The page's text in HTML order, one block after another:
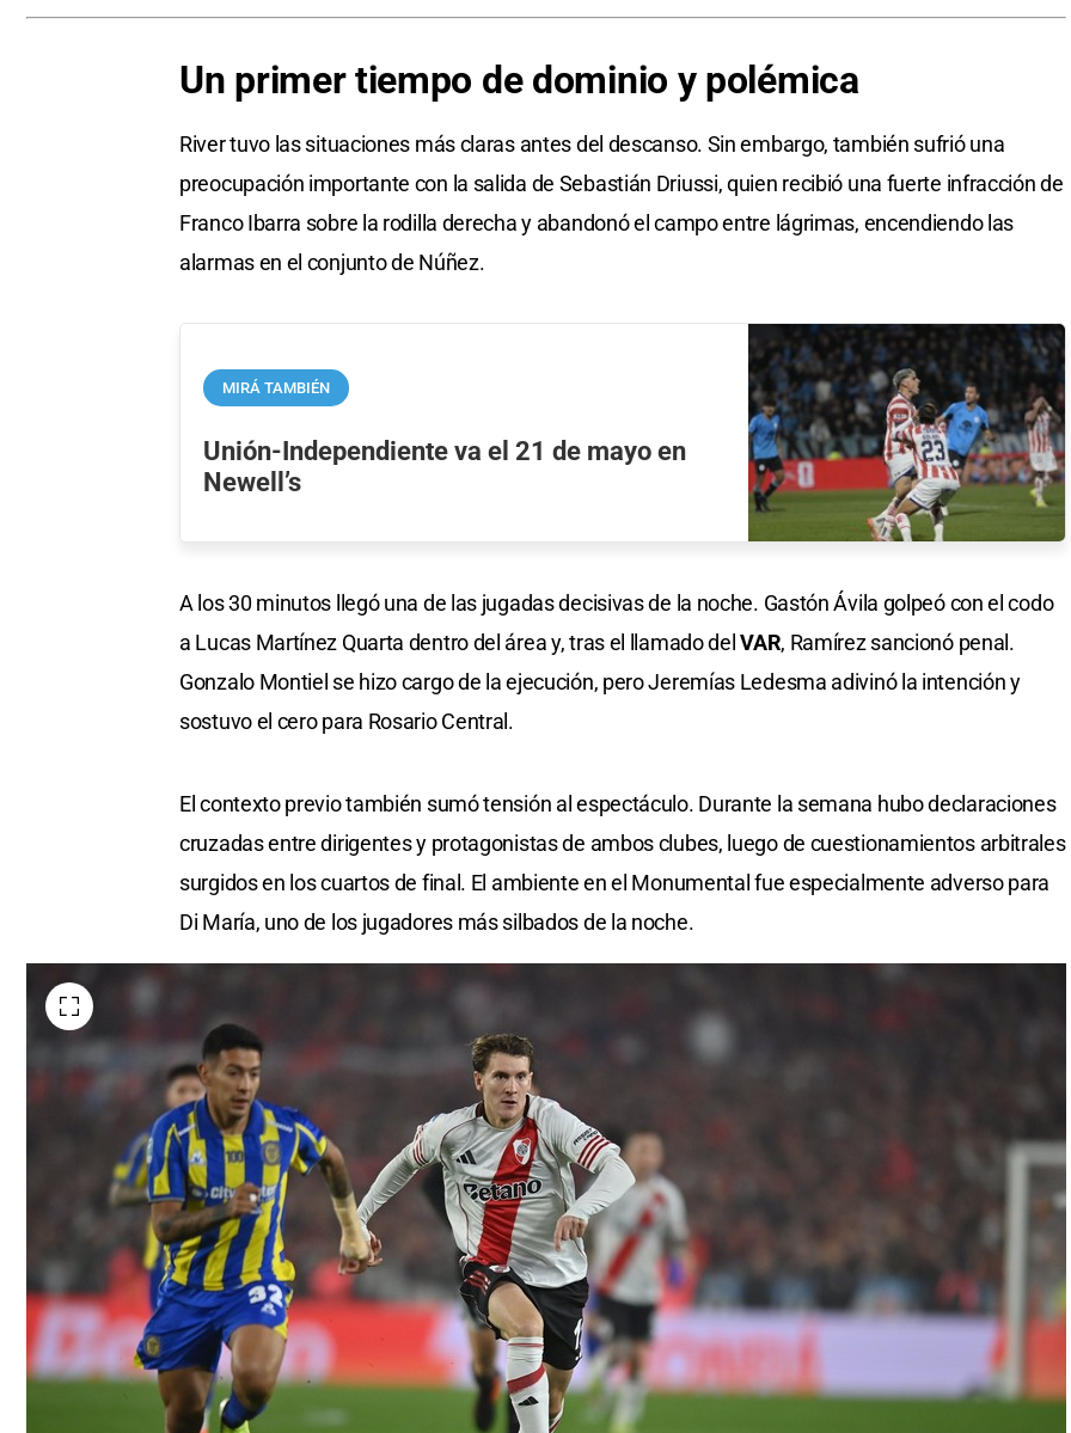
Un primer tiempo de dominio y polémica
River tuvo las situaciones más claras antes del descanso. Sin embargo, también sufrió una
preocupación importante con la salida de Sebastián Driussi, quien recibió una fuerte infracción de
Franco Ibarra sobre la rodilla derecha y abandonó el campo entre lágrimas, encendiendo las
alarmas en el conjunto de Núñez.
MIRÁ TAMBIÉN
Unión-Independiente va el 21 de mayo en
Newell’s
A los 30 minutos llegó una de las jugadas decisivas de la noche. Gastón Ávila golpeó con el codo
a Lucas Martínez Quarta dentro del área y, tras el llamado delVAR, Ramírez sancionó penal.
Gonzalo Montiel se hizo cargo de la ejecución, pero Jeremías Ledesma adivinó la intención y
sostuvo el cero para Rosario Central.
El contexto previo también sumó tensión al espectáculo. Durante la semana hubo declaraciones
cruzadas entre dirigentes y protagonistas de ambos clubes, luego de cuestionamientos arbitrales
surgidos en los cuartos de final. El ambiente en el Monumental fue especialmente adverso para
Di María, uno de los jugadores más silbados de la noche.